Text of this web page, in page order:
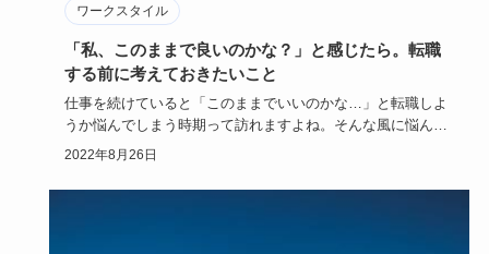
ワークスタイル
「私、このままで良いのかな？」と感じたら。転職
する前に考えておきたいこと
仕事を続けていると「このままでいいのかな…」と転職しよ
うか悩んでしまう時期って訪れますよね。そんな風に悩んだ
時の解決策をご…
2022年8月26日